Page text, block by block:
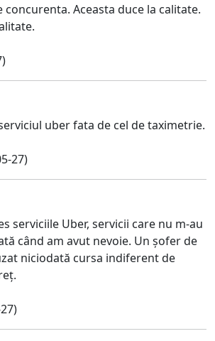
concurenta. Aceasta duce la calitate.
uber fata de cel de taximetrie.
27)
serviciile Uber, servicii care nu m-au
când am avut nevoie. Un șofer de
niciodată cursa indiferent de